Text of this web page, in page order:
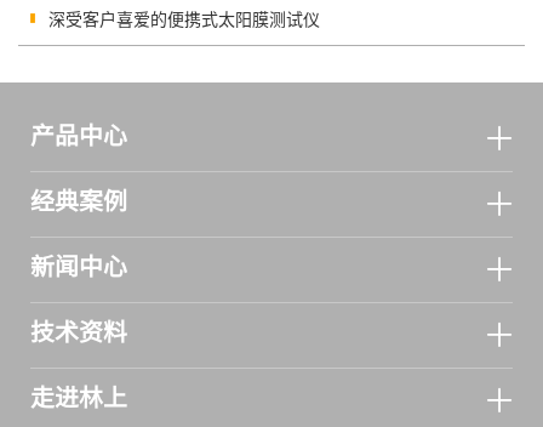
深受客户喜爱的便携式太阳膜测试仪
产品中心
经典案例
新闻中心
技术资料
走进林上